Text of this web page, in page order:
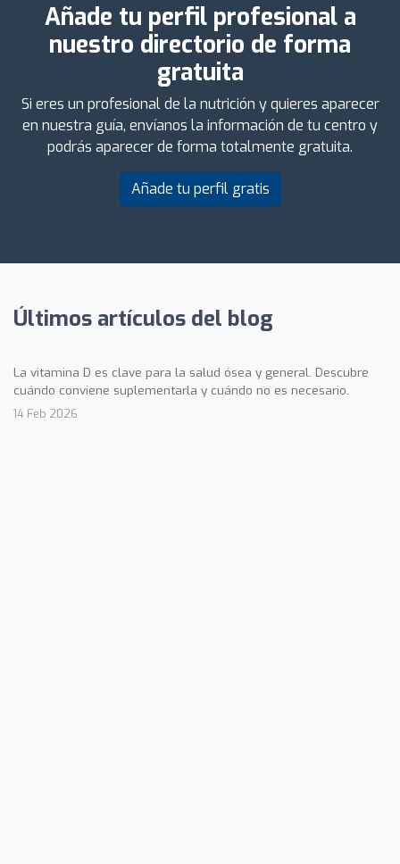
Añade tu perfil profesional a
nuestro directorio de forma
gratuita
Si eres un profesional de la nutrición y quieres aparecer
en nuestra guía, envíanos la información de tu centro y
podrás aparecer de forma totalmente gratuita.
Añade tu perfil gratis
Últimos artículos del blog
La vitamina D es clave para la salud ósea y general. Descubre
cuándo conviene suplementarla y cuándo no es necesario.
14 Feb 2026